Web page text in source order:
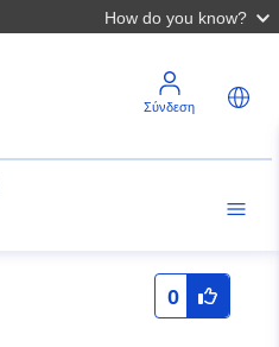
How do you know?
Σύνδεση
0